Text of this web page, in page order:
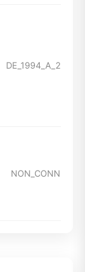
DE_1994_A_2000
NON_CONNUE